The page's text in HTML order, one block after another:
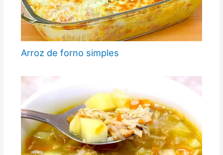
Arroz de forno simples